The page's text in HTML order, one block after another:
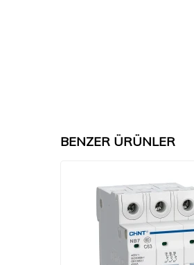
BENZER ÜRÜNLER